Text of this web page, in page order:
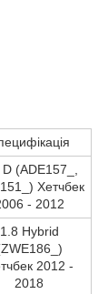
(ADE157_,
Хетчбек
- 2012
1.8 Hybrid
2012 -
2018